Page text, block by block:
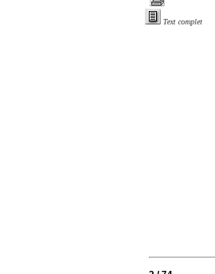
Text complet